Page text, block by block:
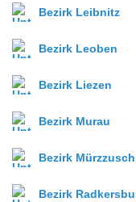
Bezirk Leibnitz
Bezirk Leoben
Bezirk Liezen
Bezirk Murau
Bezirk
Bezirk